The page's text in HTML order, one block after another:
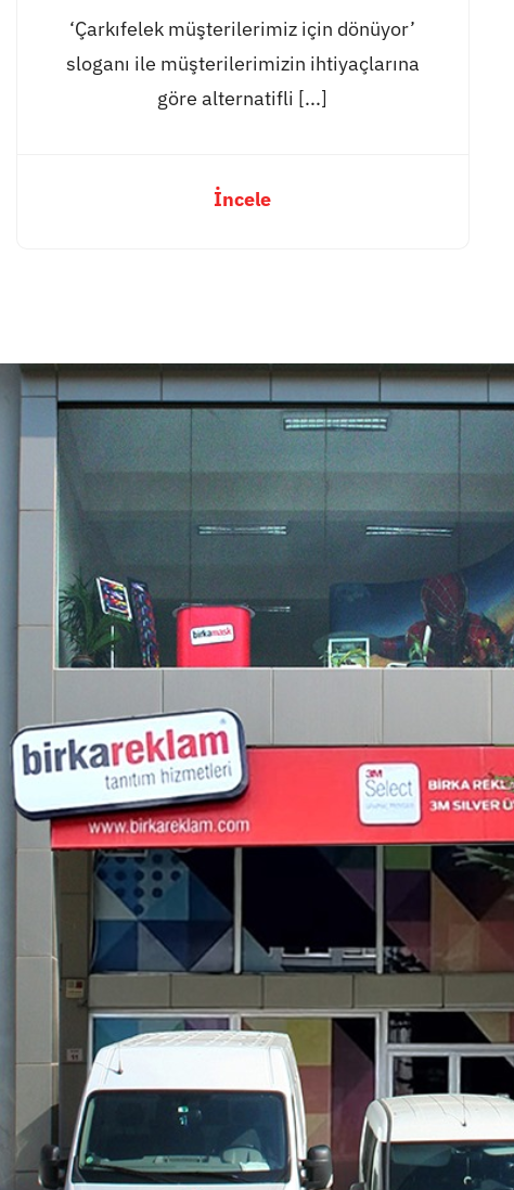
‘Çarkıfelek müşterilerimiz için dönüyor’
sloganı ile müşterilerimizin ihtiyaçlarına
göre alternatifli [...]
İncele